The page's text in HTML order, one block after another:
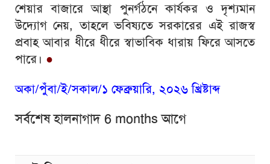
শেয়ার বাজারে আস্থা পুনর্গঠনে কার্যকর ও দৃশ্যমান
উদ্যোগ নেয়, তাহলে ভবিষ্যতে সরকারের এই রাজস্ব
প্রবাহ আবার ধীরে ধীরে স্বাভাবিক ধারায় ফিরে আসতে
পারে। ●
অকা/পুঁবা/ই/সকাল/১ ফেব্রুয়ারি, ২০২৬ খ্রিষ্টাব্দ
সর্বশেষ হালনাগাদ 6 months আগে